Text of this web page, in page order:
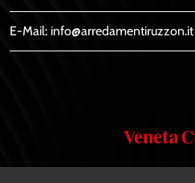
E-Mail: info@arredamentiruzzon.it